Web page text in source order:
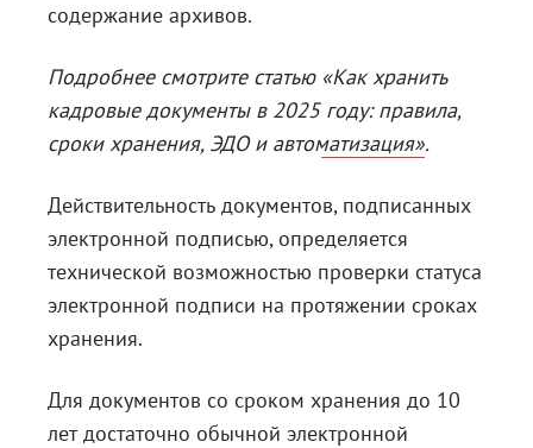
содержание архивов.
Подробнее смотрите статью «Как хранить
кадровые документы в 2025 году: правила,
сроки хранения, ЭДО и автоматизация».
Действительность документов, подписанных
электронной подписью, определяется
технической возможностью проверки статуса
электронной подписи на протяжении сроках
хранения.
Для документов со сроком хранения до 10
лет достаточно обычной электронной